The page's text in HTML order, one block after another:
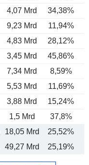
4,07 Mrd 34,38%
9,23 Mrd 11,94%
4,83 Mrd
28,12%
3,45 Mrd
45,86%
7,34 Mrd 8,59%
5,53 Mrd 11,69%
3,88 Mrd 15,24%
1,5 Mrd
37,8%
18,05 Mrd 25,52%
49,27 Mrd 25,19%